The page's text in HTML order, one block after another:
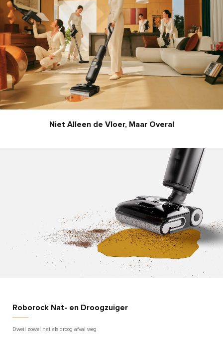
Niet Alleen de Vloer, Maar Overal
Roborock Nat- en Droogzuiger
Dweil zowel nat als droog afval weg